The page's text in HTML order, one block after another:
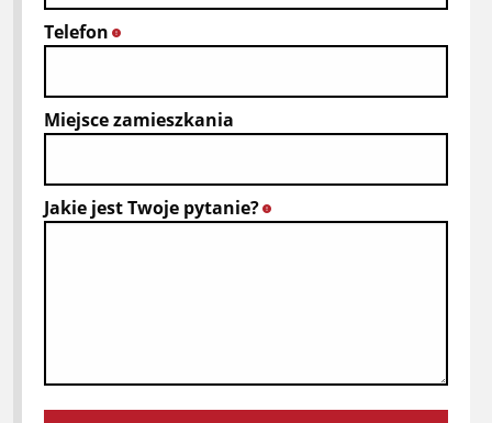
Telefon
Miejsce zamieszkania
Jakie jest Twoje pytanie?